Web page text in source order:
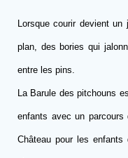
Lorsque courir devient un
plan, des bories qui
entre les pins.
La Barule des pitchouns
enfants avec un parcours
Château pour les enfants